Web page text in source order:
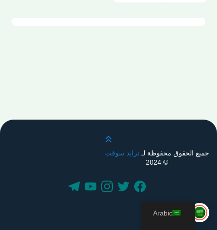
قم بالتمرير لأعلى
جميع الحقوق محفوظة لـترايد سوفت
© 2024
Arabic